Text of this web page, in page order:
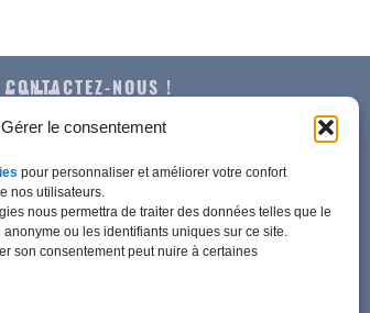
Gérer le consentement
pour personnaliser et améliorer votre confort
nos utilisateurs.
nous permettra de traiter des données telles que le
ou les identifiants uniques sur ce site.
son consentement peut nuire à certaines
CONTACTEZ-NOUS !
© E.T.A. Balanche [2025]
Tous droits réservés.